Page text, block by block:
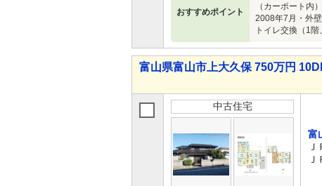
おすすめポイント
（カーポート内
2008年7月・外
トイレ交換（1
富山県富山市上大久保 750万円
中古住宅
富